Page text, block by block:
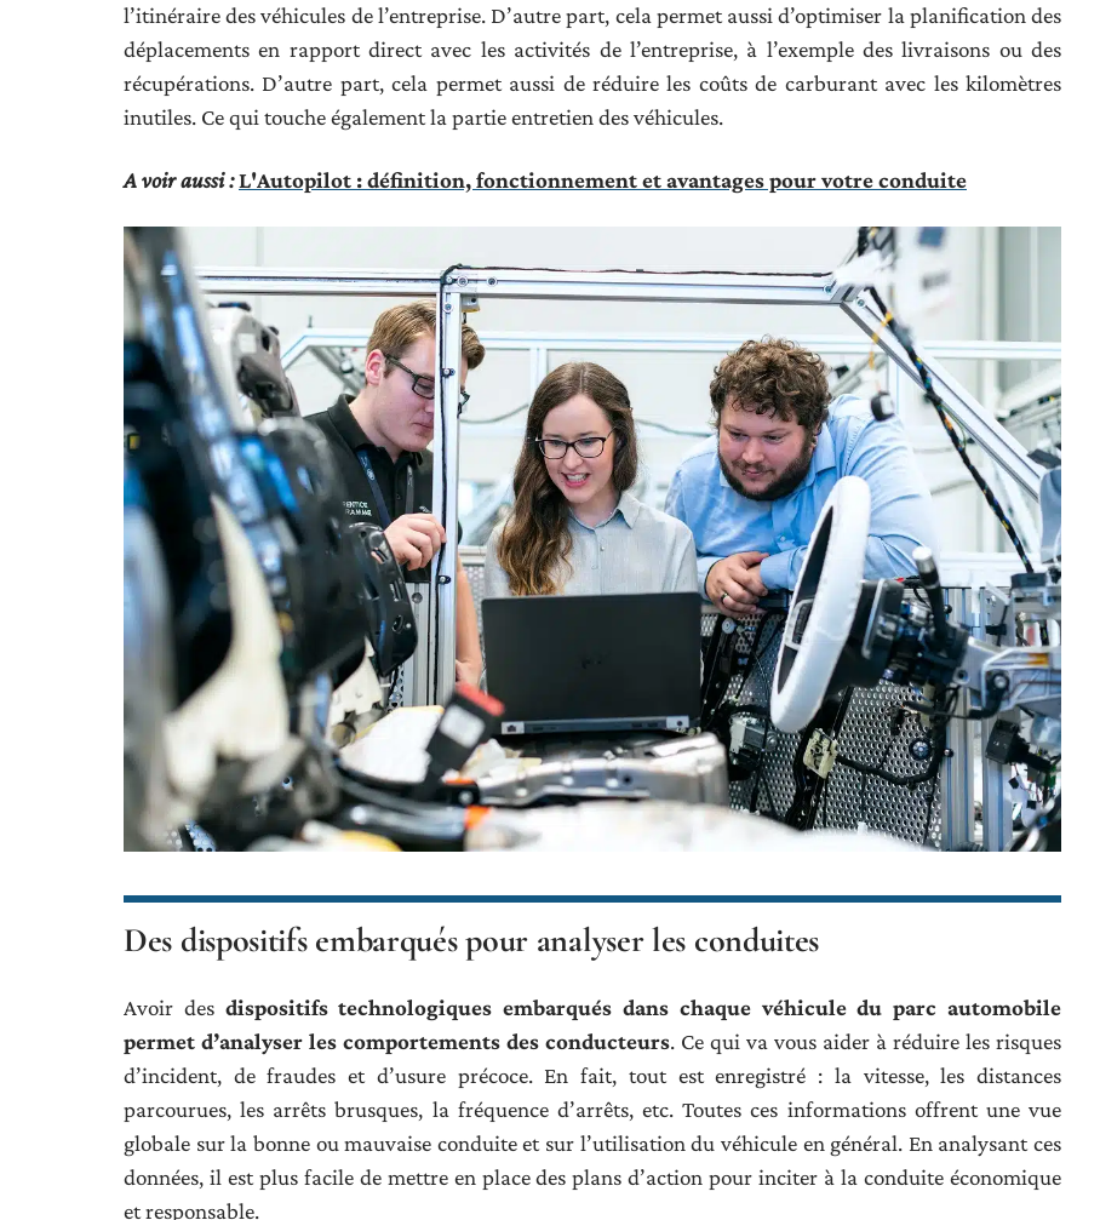
l’itinéraire des véhicules de l’entreprise. D’autre part, cela permet aussi d’optimiser la planification des
déplacements en rapport direct avec les activités de l’entreprise, à l’exemple des livraisons ou des
récupérations. D’autre part, cela permet aussi de réduire les coûts de carburant avec les kilomètres
inutiles. Ce qui touche également la partie entretien des véhicules.
A voir aussi :L'Autopilot : définition, fonctionnement et avantages pour votre conduite
Des dispositifs embarqués pour analyser les conduites
Avoir desdispositifs technologiques embarqués dans chaque véhicule du parc automobile
permet d’analyser les comportements des conducteurs. Ce qui va vous aider à réduire les risques
d’incident, de fraudes et d’usure précoce. En fait, tout est enregistré : la vitesse, les distances
parcourues, les arrêts brusques, la fréquence d’arrêts, etc. Toutes ces informations offrent une vue
globale sur la bonne ou mauvaise conduite et sur l’utilisation du véhicule en général. En analysant ces
données, il est plus facile de mettre en place des plans d’action pour inciter à la conduite économique
et responsable.